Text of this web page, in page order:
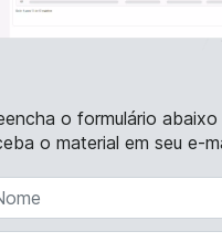
o formulário abaixo
o material em seu e-